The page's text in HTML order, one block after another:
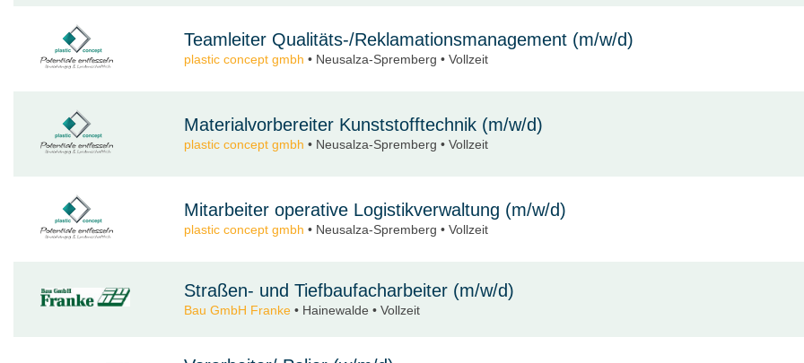
Teamleiter Qualitäts-/Reklamationsmanagement (m/w/d)
plastic concept gmbh • Neusalza-Spremberg • Vollzeit
Materialvorbereiter Kunststofftechnik (m/w/d)
plastic concept gmbh • Neusalza-Spremberg • Vollzeit
Mitarbeiter operative Logistikverwaltung (m/w/d)
plastic concept gmbh • Neusalza-Spremberg • Vollzeit
Straßen- und Tiefbaufacharbeiter (m/w/d)
Bau GmbH Franke • Hainewalde • Vollzeit